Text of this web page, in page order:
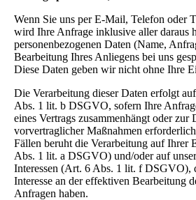
Wenn Sie uns per E-Mail, Telefon oder
wird Ihre Anfrage inklusive aller daraus
personenbezogenen Daten (Name,
Bearbeitung Ihres Anliegens bei uns
Diese Daten geben wir nicht ohne Ihre
Die Verarbeitung dieser Daten erfolgt
Abs. 1 lit. b DSGVO, sofern Ihre
eines Vertrags zusammenhängt oder zur
vorvertraglicher Maßnahmen
Fällen beruht die Verarbeitung auf
Abs. 1 lit. a DSGVO) und/oder auf
Interessen (Art. 6 Abs. 1 lit. f DSGVO),
Interesse an der effektiven Bearbeitung
Anfragen haben.